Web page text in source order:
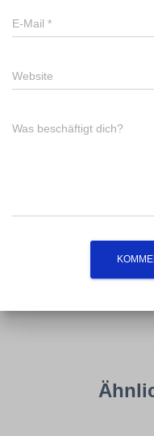
E-Mail *
Website
Was beschäftigt dich?